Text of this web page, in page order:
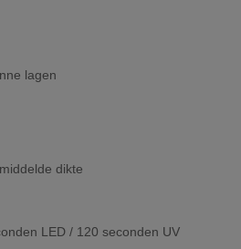
lagen
dikte
LED / 120 seconden UV